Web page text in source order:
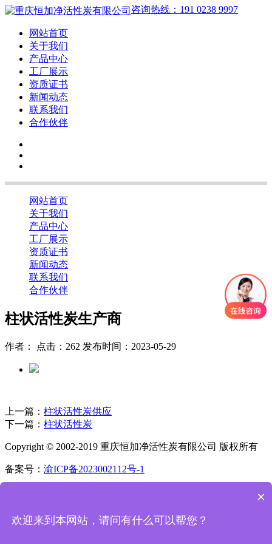
咨询热线：191 0238 9997
网站首页
关于我们
产品中心
工厂展示
资质证书
新闻动态
联系我们
合作伙伴
网站首页
关于我们
产品中心
工厂展示
资质证书
新闻动态
联系我们
合作伙伴
柱状活性炭生产商
作者： 点击：262 发布时间：2023-05-29
上一篇： 柱状活性炭供应
下一篇： 柱状活性炭
Copyright © 2002-2019 重庆恒加净活性炭有限公司 版权所有
备案号： 渝ICP备2023002112号-1
微信
×
欢迎来到本网站，请问有什么可以帮您？